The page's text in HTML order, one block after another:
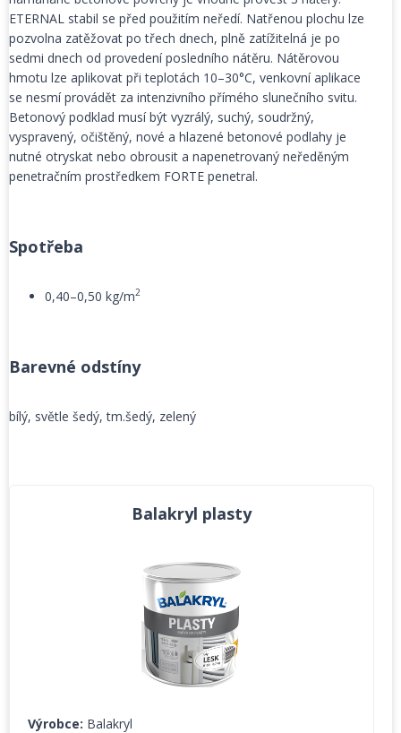
ETERNAL stabil se před použitím neředí. Natřenou plochu lze
pozvolna zatěžovat po třech dnech, plně zatížitelná je po
sedmi dnech od provedení posledního nátěru. Nátěrovou
hmotu lze aplikovat při teplotách 10–30°C, venkovní aplikace
se nesmí provádět za intenzivního přímého slunečního svitu.
Betonový podklad musí být vyzrálý, suchý, soudržný,
vyspravený, očištěný, nové a hlazené betonové podlahy je
nutné otryskat nebo obrousit a napenetrovaný neředěným
penetračním prostředkem FORTE penetral.
Spotřeba
0,40–0,50 kg/m2
Barevné odstíny
bílý, světle šedý, tm.šedý, zelený
Balakryl plasty
Výrobce: Balakryl